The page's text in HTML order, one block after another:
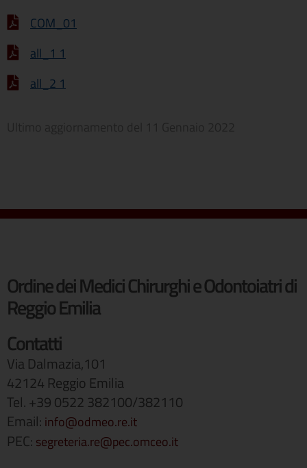
COM_01
all_1 1
all_2 1
Ordine dei Medici Chirurghi e Odontoiatri di
Reggio Emilia
Contatti
Via Dalmazia,101
42124 Reggio Emilia
Tel. +39 0522 382100/382110
Email: info@odmeo.re.it
PEC: segreteria.re@pec.omceo.it